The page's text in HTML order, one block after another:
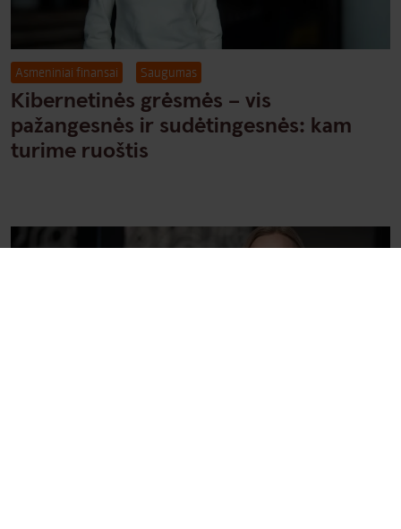
Asmeniniai finansai Saugumas
Kibernetinės grėsmės – vis
pažangesnės ir sudėtingesnės: kam
turime ruoštis